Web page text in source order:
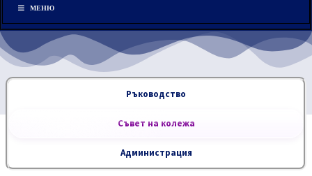
МЕНЮ
Ръководство
Съвет на колежа
Администрация